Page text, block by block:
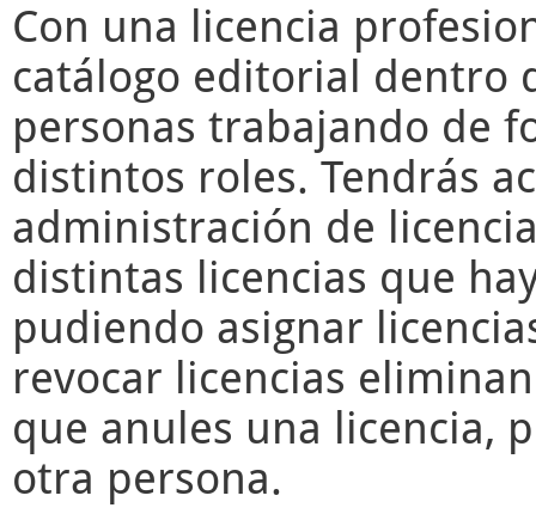
Con una licencia
catálogo editorial dentro
personas trabajando de
distintos roles. Tendrás
administración de
distintas licencias que
pudiendo asignar
revocar licencias
que anules una licencia,
otra persona.